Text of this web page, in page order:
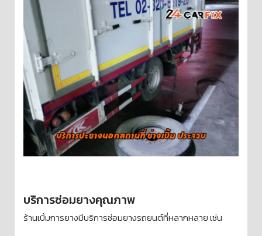
บริการซ่อมยางคุณภาพ
ร้านเบิ้มการยางมีบริการซ่อมยางรถยนต์ที่หลากหลาย เช่น